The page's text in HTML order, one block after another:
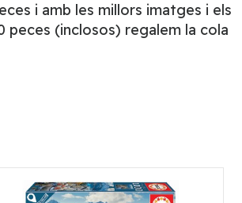
i amb les millors imatges i els
peces (inclosos) regalem la cola